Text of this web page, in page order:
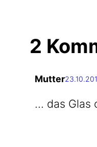
2
Mutter
... das Glas